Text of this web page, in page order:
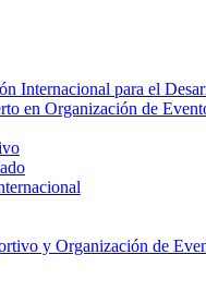
Internacional para el
en Organización de
y Organización de